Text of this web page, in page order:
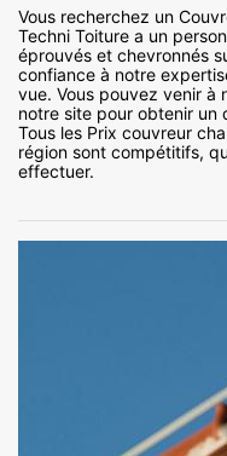
Vous recherchez un
Techni Toiture a un
éprouvés et chevronnés
confiance à notre
vue. Vous pouvez venir à
notre site pour obtenir un
Tous les Prix couvreur
région sont compétitifs,
effectuer.